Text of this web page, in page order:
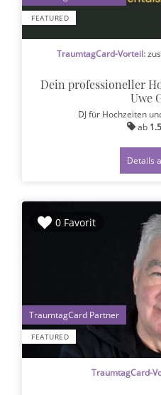
FEATURED
TraumtagCard-Vorteil:
Dein professioneller
Uwe
DJ für Hochzeiten
ab
Details
0 Favorit
FEATURED
TraumtagCard-